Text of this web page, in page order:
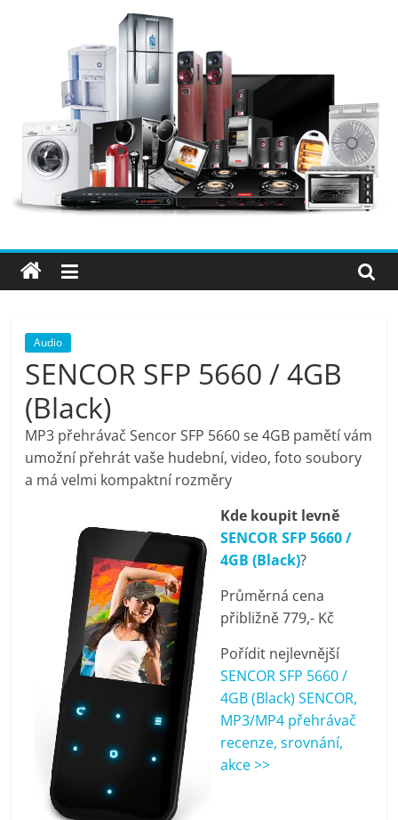
Elektro
OK
–
nejlepší
elektronika
porovnání,
pračky,
televize,
notebooky,
mobilní
telefony,
kávovary,
bazény
Nejlepší
elektronika
porovnání
Audio
SENCOR SFP 5660 / 4GB
(Black)
MP3 přehrávač Sencor SFP 5660 se 4GB pamětí vám
umožní přehrát vaše hudební, video, foto soubory
a má velmi kompaktní rozměry
Kde koupit levně
SENCOR SFP 5660 /
4GB (Black)?
Průměrná cena
přibližně 779,- Kč
Pořídit nejlevnější
SENCOR SFP 5660 /
4GB (Black) SENCOR,
MP3/MP4 přehrávač
recenze, srovnání,
akce >>